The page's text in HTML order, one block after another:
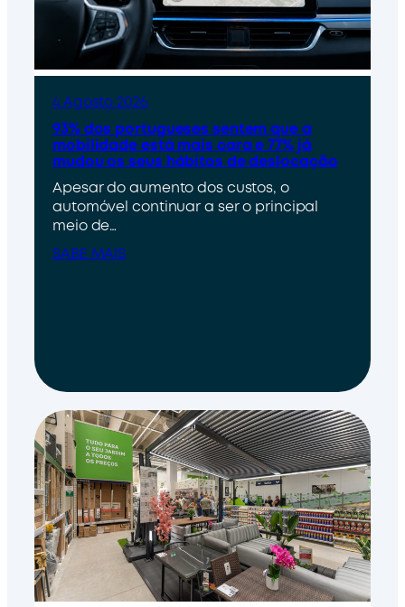
4 Agosto 2026
93% dos portugueses sentem que a
mobilidade está mais cara e 77% já
mudou os seus hábitos de deslocação
Apesar do aumento dos custos, o
automóvel continuar a ser o principal
meio de…
SABE MAIS